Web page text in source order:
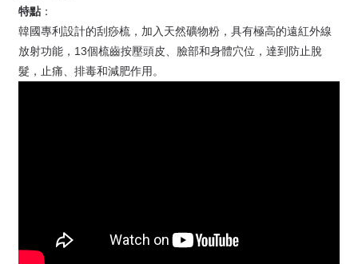
特點 ：
韓國專利設計的刮痧梳，加入天然礦物粉，具有極高的遠紅外線
放射功能，13個梳齒按壓頭皮、臉部和身體穴位，達到防止脫
髮，止痛、排毒和減肥作用。